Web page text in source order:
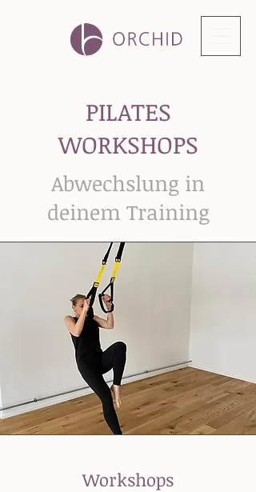
PILATES
WORKSHOPS
Abwechslung in
deinem Training
Workshops